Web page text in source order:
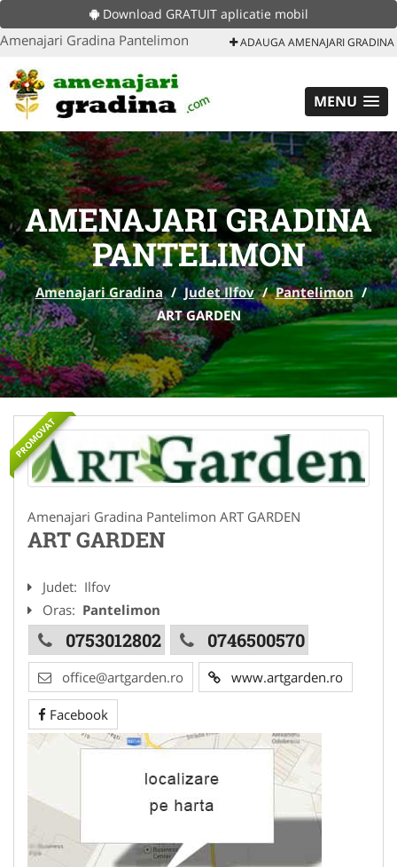
Download GRATUIT aplicatie mobil
Amenajari Gradina Pantelimon ADAUGA AMENAJARI GRADINA
MENU
AMENAJARI GRADINA
PANTELIMON
Amenajari Gradina / Judet Ilfov / Pantelimon /
ART GARDEN
PROMOVAT
Amenajari Gradina Pantelimon ART GARDEN
ART GARDEN
Judet: Ilfov
Oras: Pantelimon
0753012802 0746500570
office@artgarden.ro www.artgarden.ro
Facebook